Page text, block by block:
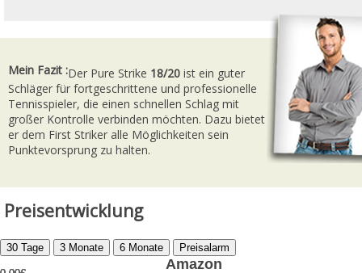
Mein Fazit :Der Pure Strike 18/20 ist ein guter
Schläger für fortgeschrittene und professionelle
Tennisspieler, die einen schnellen Schlag mit
großer Kontrolle verbinden möchten. Dazu bietet
er dem First Striker alle Möglichkeiten sein
Punktevorsprung zu halten.
Preisentwicklung
Amazon